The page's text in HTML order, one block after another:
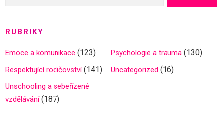
RUBRIKY
Emoce a komunikace (123) Psychologie a trauma (130)
Respektující rodičovství(141) Uncategorized (16)
Unschooling a sebeřízené
vzdělávání(187)